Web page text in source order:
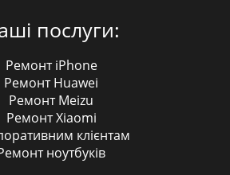
послуги:
Ремонт iPhone
Ремонт Huawei
Ремонт Meizu
Ремонт Xiaomi
клієнтам
ноутбуків